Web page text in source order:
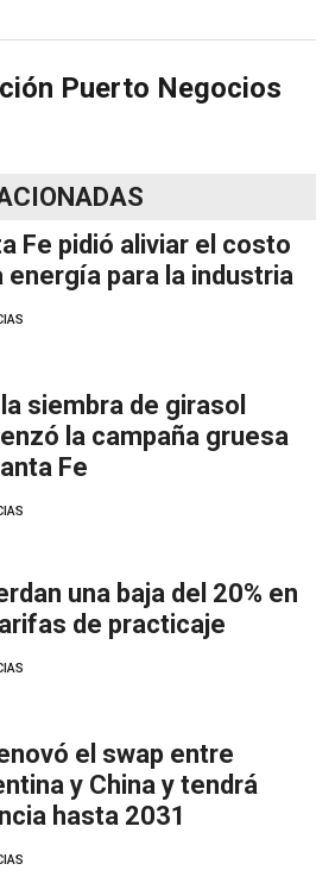
Puerto Negocios
Fe pidió aliviar el costo
energía para la industria
siembra de girasol
la campaña gruesa
Fe
una baja del 20% en
de practicaje
el swap entre
y China y tendrá
hasta 2031